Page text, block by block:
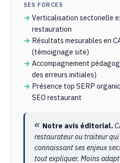
SES FORCES
Verticalisation sectorielle
restauration
Résultats mesurables en
(témoignage site)
Accompagnement
des erreurs initiales)
Présence top SERP
SEO restaurant
Notre avis éditorial.
restaurateur ou traiteur qui
connaissant ses enjeux
tout expliquer. Moins